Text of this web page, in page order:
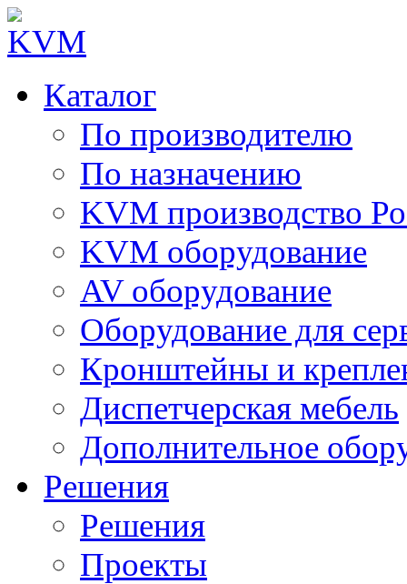
Каталог
По производителю
По назначению
KVM производство
KVM оборудование
AV оборудование
Оборудование для
Кронштейны и
Диспетчерская мебель
Дополнительное
Решения
Решения
Проекты